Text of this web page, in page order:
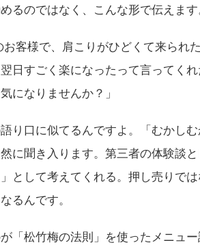
るのではなく、こんな形で伝えます
お客様で、肩こりがひどくて来られ
日すごく楽になったって言ってく
になりませんか？」
り口に似てるんですよ。「むかし
に聞き入ります。第三者の体験談
として考えてくれる。押し売りで
るんです。
「松竹梅の法則」を使ったメニュ